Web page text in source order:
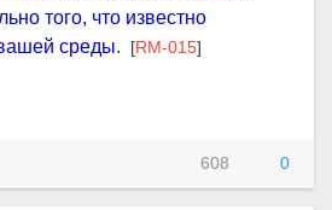
того, что известно
среды. [RM-015]
608 0